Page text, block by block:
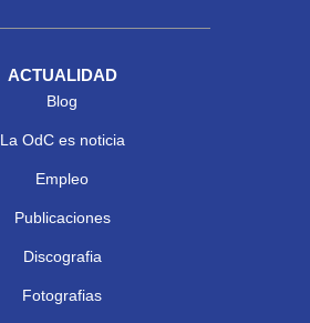
ACTUALIDAD
Blog
La OdC es noticia
Empleo
Publicaciones
Discografia
Fotografias